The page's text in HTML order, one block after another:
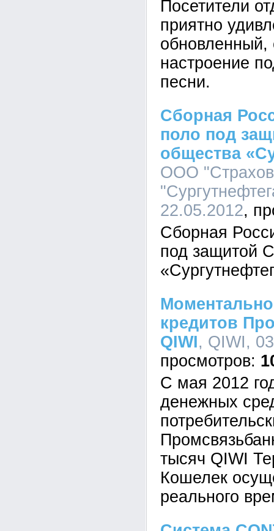
Посетители
приятно
настроение
песни.
Сборная
поло под
общества
ООО
22.05.2012
Сборная
под защитой
кредитов
QIWI, QIWI,
С мая 2012
денежных
тысяч QIWI
Кошелек
реального